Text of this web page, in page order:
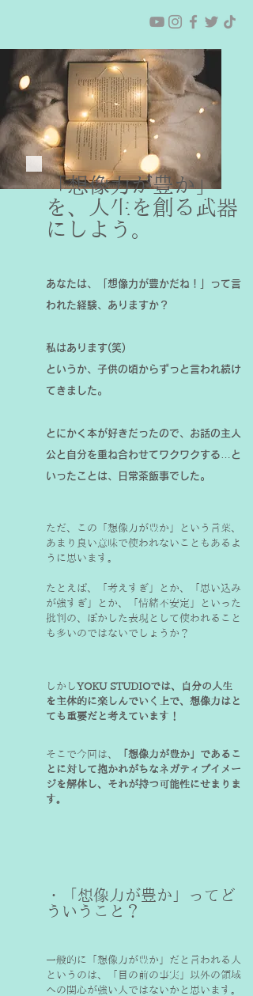
「想像力が豊か」
を、人生を創る武器
にしよう。
あなたは、「想像力が豊かだね！」って言
われた経験、ありますか？
私はあります(笑)
というか、子供の頃からずっと言われ続け
てきました。
とにかく本が好きだったので、お話の主人
公と自分を重ね合わせてワクワクする…と
いったことは、日常茶飯事でした。
ただ、この「想像力が豊か」という言葉、
あまり良い意味で使われないこともあるよ
うに思います。
たとえば、「考えすぎ」とか、「思い込み
が強すぎ」とか、「情緒不安定」といった
批判の、ぼかした表現として使われること
も多いのではないでしょうか？
しかしYOKU STUDIOでは、自分の人生
を主体的に楽しんでいく上で、想像力はと
ても重要だと考えています！
そこで今回は、
「想像力が豊か」であるこ
とに対して抱かれがちなネガティブイメー
ジを解体し、それが持つ可能性にせまりま
す。
・「想像力が豊か」ってど
ういうこと？
一般的に「想像力が豊か」だと言われる人
というのは、「目の前の事実」以外の領域
への関心が強い人ではないかと思います。